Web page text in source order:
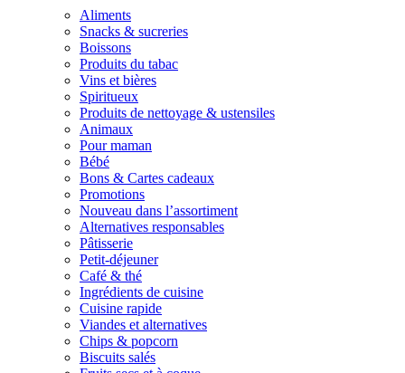
Aliments
Snacks & sucreries
Boissons
Produits du tabac
Vins et bières
Spiritueux
Produits de nettoyage & ustensiles
Animaux
Pour maman
Bébé
Bons & Cartes cadeaux
Promotions
Nouveau dans l’assortiment
Alternatives responsables
Pâtisserie
Petit-déjeuner
Café & thé
Ingrédients de cuisine
Cuisine rapide
Viandes et alternatives
Chips & popcorn
Biscuits salés